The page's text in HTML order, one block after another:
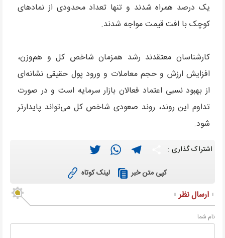
یک درصد همراه شدند و تنها تعداد محدودی از نمادهای
کوچک با افت قیمت مواجه شدند.
کارشناسان معتقدند رشد همزمان شاخص کل و هم‌وزن،
افزایش ارزش و حجم معاملات و ورود پول حقیقی نشانه‌ای
از بهبود نسبی اعتماد فعالان بازار سرمایه است و در صورت
تداوم این روند، روند صعودی شاخص کل می‌تواند پایدارتر
شود.
اشتراک گذاری : Twitter
WhatsAppTelegram
کپی متن خبر لینک کوتاه
ارسال نظر
نام شما